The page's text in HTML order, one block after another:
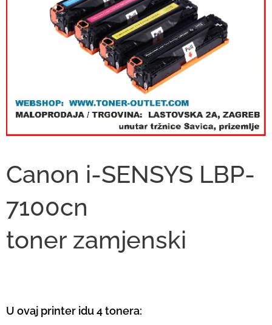
Canon i-SENSYS LBP-
7100cn
toner zamjenski
U ovaj printer idu 4 tonera: